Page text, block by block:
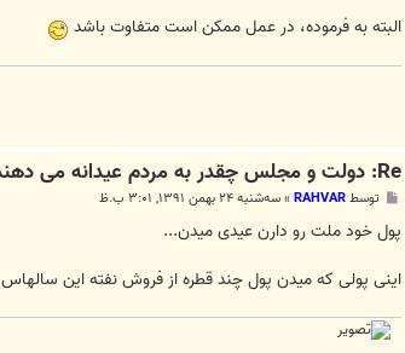
البته به فرموده، در عمل ممکن است متفاوت باشد
Re: دولت و مجلس چقدر به مردم عیدانه می دهند؟
ت
توسطRAHVAR
»سه‌شنبه ۲۴ بهمن ۱۳۹۱, ۳:۰۱ ب.ظ
پول خود ملت رو دارن عیدی میدن...
اینی پولی که میدن پول چند قطره از فروش نفته این سالهاس